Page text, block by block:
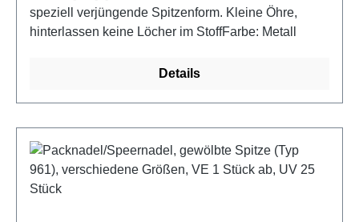
speziell verjüngende Spitzenform. Kleine Öhre,
hinterlassen keine Löcher im StoffFarbe: Metall
Details